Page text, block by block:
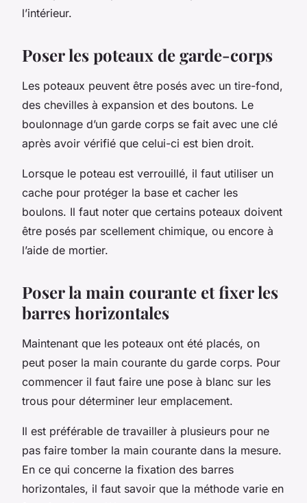
l’intérieur.
Poser les poteaux de garde-corps
Les poteaux peuvent être posés avec un tire-fond,
des chevilles à expansion et des boutons. Le
boulonnage d’un garde corps se fait avec une clé
après avoir vérifié que celui-ci est bien droit.
Lorsque le poteau est verrouillé, il faut utiliser un
cache pour protéger la base et cacher les
boulons. Il faut noter que certains poteaux doivent
être posés par scellement chimique, ou encore à
l’aide de mortier.
Poser la main courante et fixer les
barres horizontales
Maintenant que les poteaux ont été placés, on
peut poser la main courante du garde corps. Pour
commencer il faut faire une pose à blanc sur les
trous pour déterminer leur emplacement.
Il est préférable de travailler à plusieurs pour ne
pas faire tomber la main courante dans la mesure.
En ce qui concerne la fixation des barres
horizontales, il faut savoir que la méthode varie en